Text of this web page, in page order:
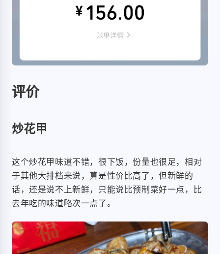
评价
炒花甲
这个炒花甲味道不错，很下饭，份量也很足，相对
于其他大排档来说，算是性价比高了，但新鲜的
话，还是说不上新鲜，只能说比预制菜好一点，比
去年吃的味道略次一点了。